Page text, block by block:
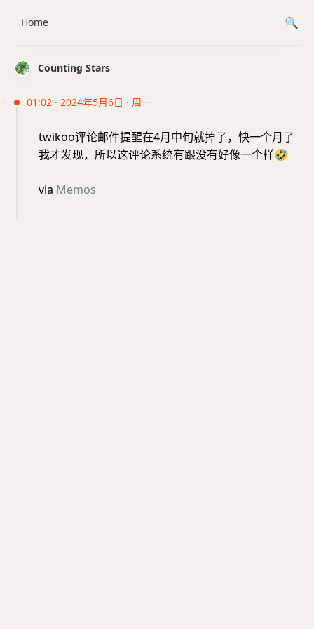
Counting Stars
01:02 · 2024年5月6日 · 周一
twikoo评论邮件提醒在4月中旬就掉了，快一个月了
我才发现，所以这评论系统有跟没有好像一个样🤣
via Memos
Home